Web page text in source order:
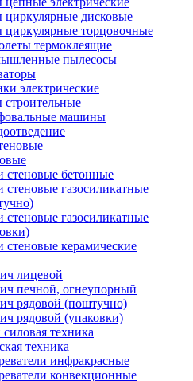
дисковые
торцовочные
термоклеящие
пылесосы
электрические
машины
стеновые бетонные
стеновые газосиликатные
стеновые газосиликатные
стеновые керамические
лицевой
печной, огнеупорный
рядовой (поштучно)
рядовой (упаковки)
техника
техника
инфракрасные
конвекционные